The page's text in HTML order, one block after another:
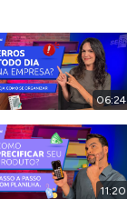
06:24
11:20